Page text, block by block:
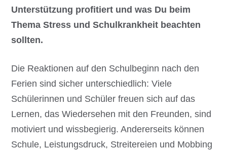
Unterstützung profitiert und was Du beim
Thema Stress und Schulkrankheit beachten
sollten.
Die Reaktionen auf den Schulbeginn nach den
Ferien sind sicher unterschiedlich: Viele
Schülerinnen und Schüler freuen sich auf das
Lernen, das Wiedersehen mit den Freunden, sind
motiviert und wissbegierig. Andererseits können
Schule, Leistungsdruck, Streitereien und Mobbing